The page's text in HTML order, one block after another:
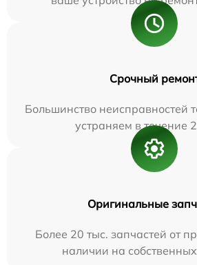
Срочный
Большинство неисправностей
устраняем в течение
Оригинальные
Более 20 тыс. запчастей от
наличии на